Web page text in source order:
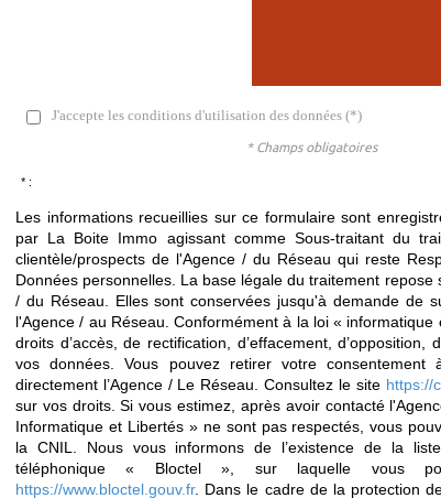
J'accepte les conditions d'utilisation des données (*)
* Champs obligatoires
* :
Les informations recueillies sur ce formulaire sont
par La Boite Immo agissant comme Sous-traitant du
clientèle/prospects de l'Agence / du Réseau qui reste
Données personnelles. La base légale du traitement
/ du Réseau. Elles sont conservées jusqu'à demande de
l'Agence / au Réseau. Conformément à la loi «
droits d’accès, de rectification, d’effacement,
vos données. Vous pouvez retirer votre
directement l’Agence / Le Réseau. Consultez le site https://
sur vos droits. Si vous estimez, après avoir contacté
Informatique et Libertés » ne sont pas respectés, vous
la CNIL. Nous vous informons de l’existence de la
téléphonique « Bloctel », sur laquelle vous
https://www.bloctel.gouv.fr. Dans le cadre de la protection